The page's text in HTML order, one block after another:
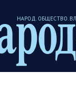
НАРОД. ОБЩЕСТВО.